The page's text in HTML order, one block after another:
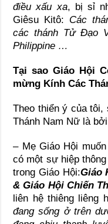
điều xấu xa, bị sỉ
Giêsu Kitô: Các
các thánh Tử Đạo
Philippine …
Tại sao Giáo Hội
mừng Kính Các
Theo thiển ý của
Thánh Nam Nữ là
– Mẹ Giáo Hội
có một sự hiệp
trong Giáo Hội:Giáo
& Giáo Hội Chiến
liên hệ thiêng liêng
đang sống ở trên